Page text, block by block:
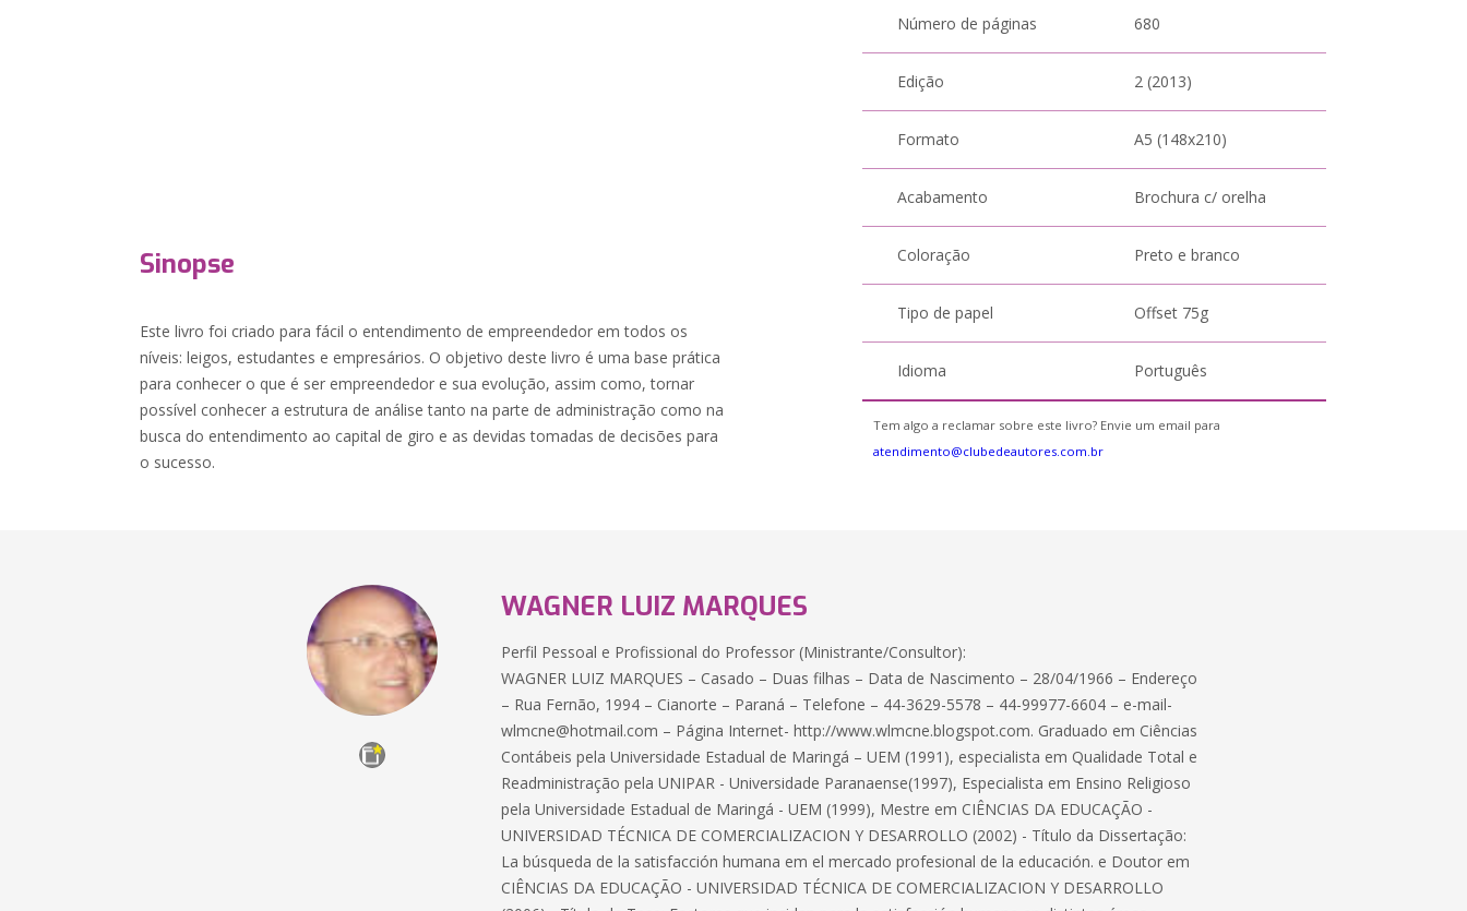
Sinopse
Este livro foi criado para fácil o entendimento de empreendedor em todos os
níveis: leigos, estudantes e empresários. O objetivo deste livro é uma base prática
para conhecer o que é ser empreendedor e sua evolução, assim como, tornar
possível conhecer a estrutura de análise tanto na parte de administração como na
busca do entendimento ao capital de giro e as devidas tomadas de decisões para
o sucesso.
Número de páginas 680
Edição 2 (2013)
Formato A5 (148x210)
Acabamento Brochura c/ orelha
Coloração Preto e branco
Tipo de papel Offset 75g
Idioma Português
Tem algo a reclamar sobre este livro? Envie um email para
atendimento@clubedeautores.com.br
WAGNER LUIZ MARQUES
Perfil Pessoal e Profissional do Professor (Ministrante/Consultor):
WAGNER LUIZ MARQUES – Casado – Duas filhas – Data de Nascimento – 28/04/1966 – Endereço
– Rua Fernão, 1994 – Cianorte – Paraná – Telefone – 44-3629-5578 – 44-99977-6604 – e-mail-
wlmcne@hotmail.com – Página Internet- http://www.wlmcne.blogspot.com. Graduado em Ciências
Contábeis pela Universidade Estadual de Maringá – UEM (1991), especialista em Qualidade Total e
Readministração pela UNIPAR - Universidade Paranaense(1997), Especialista em Ensino Religioso
pela Universidade Estadual de Maringá - UEM (1999), Mestre em CIÊNCIAS DA EDUCAÇÃO -
UNIVERSIDAD TÉCNICA DE COMERCIALIZACION Y DESARROLLO (2002) - Título da Dissertação:
La búsqueda de la satisfacción humana em el mercado profesional de la educación. e Doutor em
CIÊNCIAS DA EDUCAÇÃO - UNIVERSIDAD TÉCNICA DE COMERCIALIZACION Y DESARROLLO